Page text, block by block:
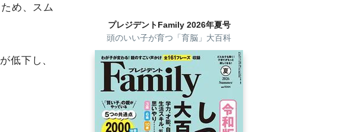
め、スム
低下し、
プレジデントFamily 2026年夏号
頭のいい子が育つ「育脳」大百科